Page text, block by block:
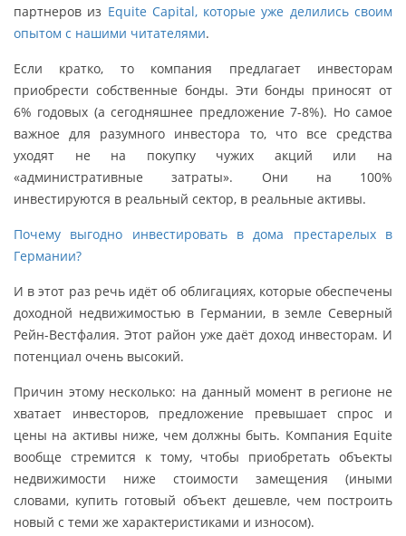
партнеров из Equite Capital, которые уже делились своим
опытом с нашими читателями.
Если кратко, то компания предлагает инвесторам
приобрести собственные бонды. Эти бонды приносят от
6% годовых (а сегодняшнее предложение 7-8%). Но самое
важное для разумного инвестора то, что все средства
уходят не на покупку чужих акций или на
«административные затраты». Они на 100%
инвестируются в реальный сектор, в реальные активы.
Почему выгодно инвестировать в дома престарелых в
Германии?
И в этот раз речь идёт об облигациях, которые обеспечены
доходной недвижимостью в Германии, в земле Северный
Рейн-Вестфалия. Этот район уже даёт доход инвесторам. И
потенциал очень высокий.
Причин этому несколько: на данный момент в регионе не
хватает инвесторов, предложение превышает спрос и
цены на активы ниже, чем должны быть. Компания Equite
вообще стремится к тому, чтобы приобретать объекты
недвижимости ниже стоимости замещения (иными
словами, купить готовый объект дешевле, чем построить
новый с теми же характеристиками и износом).